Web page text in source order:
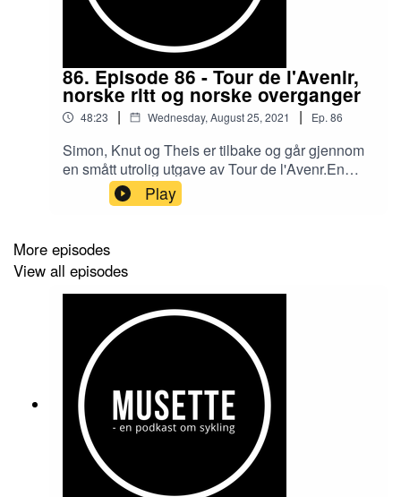
86. Episode 86 - Tour de l'Avenir,
norske ritt og norske overganger
48:23 | Wednesday, August 25, 2021 | Ep. 86
Simon, Knut og Theis er tilbake og går gjennom
en smått utrolig utgave av Tour de l'Avenr.En
hektisk periode med norske sykkelritt blir
oppsummert og en haug med norske
Bioracer Norge som samarbeidspartner, og
lyttere av Musette får 15 prosent rabatt på
www.bioracernorge.no ved å bruke rabattkoden
"MUSETTE".Følge oss gjerne i sosiale
medier:Facebook:
facebook.com/musettepodkast/Twitter:
twitter.com/musettepodkastInstagram:
instagram.com/musettepodkast
Play
More episodes
View all episodes